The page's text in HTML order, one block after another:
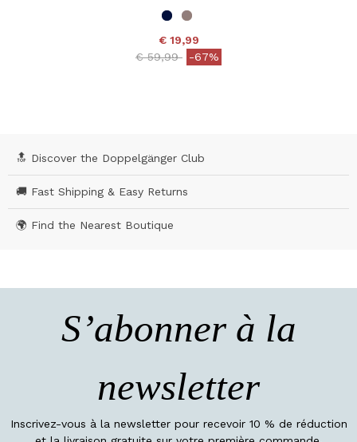
€ 19,99
Price reduced from
€ 59,99to-67%
🔝 Discover the Doppelgänger Club
🚚 Fast Shipping & Easy Returns
🌍 Find the Nearest Boutique
S’abonner à la
newsletter
Inscrivez-vous à la newsletter pour recevoir 10 % de réduction